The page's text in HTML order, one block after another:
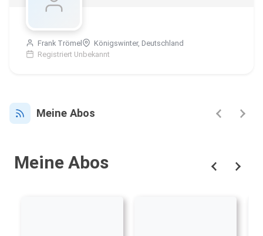
Frank Trömel
Königswinter, Deutschland
Registriert Unbekannt
Meine Abos
Meine Abos